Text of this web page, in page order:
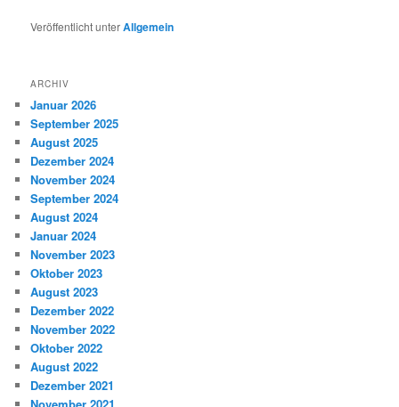
Veröffentlicht unterAllgemein
ARCHIV
Januar 2026
September 2025
August 2025
Dezember 2024
November 2024
September 2024
August 2024
Januar 2024
November 2023
Oktober 2023
August 2023
Dezember 2022
November 2022
Oktober 2022
August 2022
Dezember 2021